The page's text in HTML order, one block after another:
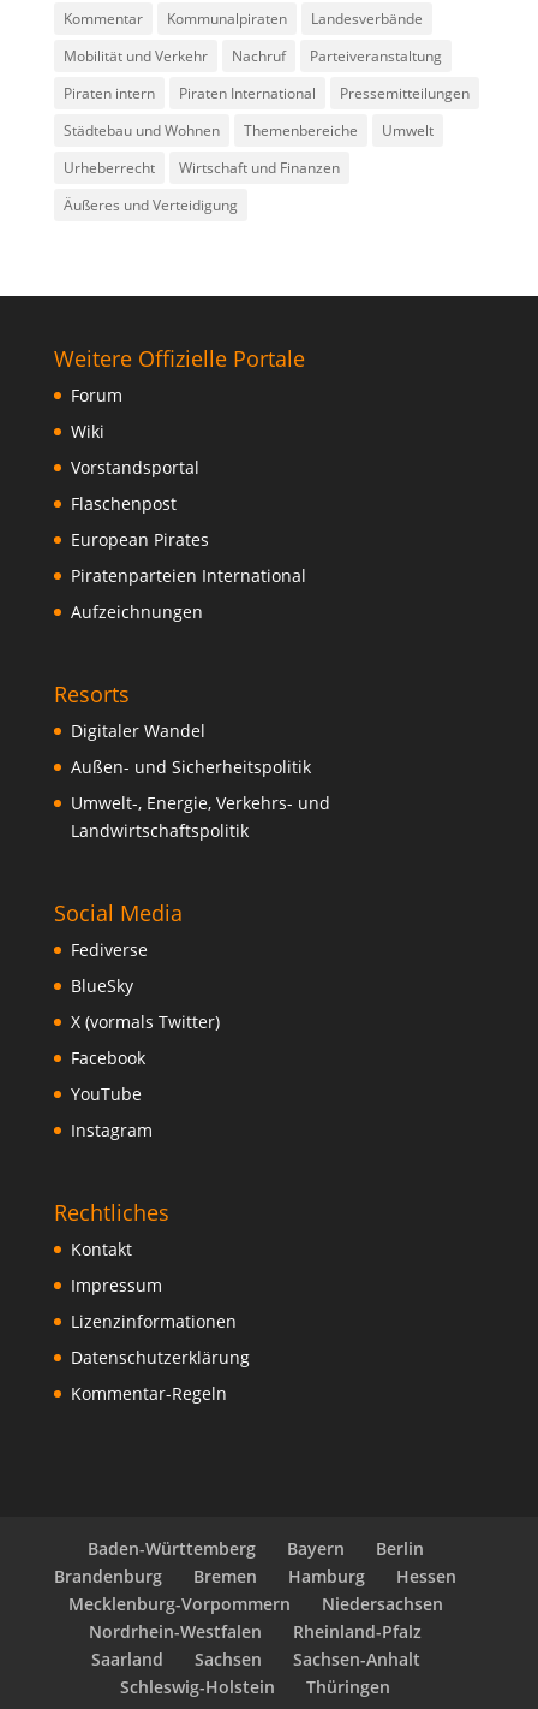
Kommentar
Kommunalpiraten
Landesverbände
Mobilität und Verkehr
Nachruf
Parteiveranstaltung
Piraten intern
Piraten International
Pressemitteilungen
Städtebau und Wohnen
Themenbereiche
Umwelt
Urheberrecht
Wirtschaft und Finanzen
Äußeres und Verteidigung
Weitere Offizielle Portale
Forum
Wiki
Vorstandsportal
Flaschenpost
European Pirates
Piratenparteien International
Aufzeichnungen
Resorts
Digitaler Wandel
Außen- und Sicherheitspolitik
Umwelt-, Energie, Verkehrs- und
Landwirtschaftspolitik
Social Media
Fediverse
BlueSky
X (vormals Twitter)
Facebook
YouTube
Instagram
Rechtliches
Kontakt
Impressum
Lizenzinformationen
Datenschutzerklärung
Kommentar-Regeln
Baden-Württemberg Bayern
Berlin
Brandenburg
Bremen Hamburg
Hessen
Mecklenburg-Vorpommern
Niedersachsen
Nordrhein-Westfalen
Rheinland-Pfalz
Saarland
Sachsen
Sachsen-Anhalt
Schleswig-Holstein
Thüringen